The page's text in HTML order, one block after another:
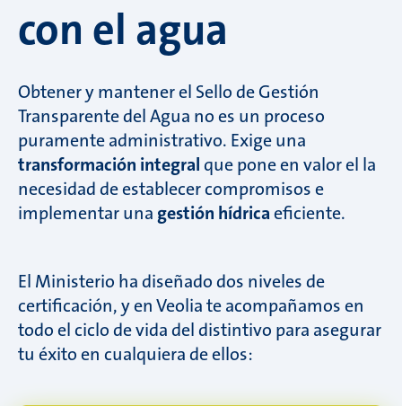
con el agua
Obtener y mantener el Sello de Gestión
Transparente del Agua no es un proceso
puramente administrativo. Exige una
transformación integralque pone en valor el la
necesidad de establecer compromisos e
implementar una gestión hídricaeficiente.
El Ministerio ha diseñado dos niveles de
certificación, y en Veolia te acompañamos en
todo el ciclo de vida del distintivo para asegurar
tu éxito en cualquiera de ellos: